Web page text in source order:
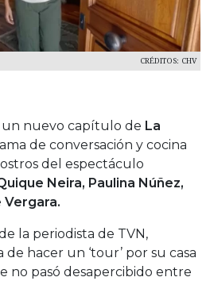
CRÉDITOS: CHV
un nuevo capítulo de La
de conversación y cocina
del espectáculo
Neira, Paulina Núñez,
Vergara.
la periodista de TVN,
hacer un ‘tour’ por su casa
no pasó desapercibido entre